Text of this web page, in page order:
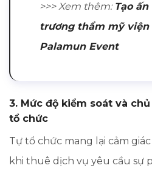
>>> Xem thêm: Tạo
trương thẩm mỹ viện
Palamun Event
3. Mức độ kiểm soát và
tổ chức
Tự tổ chức mang lại cảm
khi thuê dịch vụ yêu cầu sự